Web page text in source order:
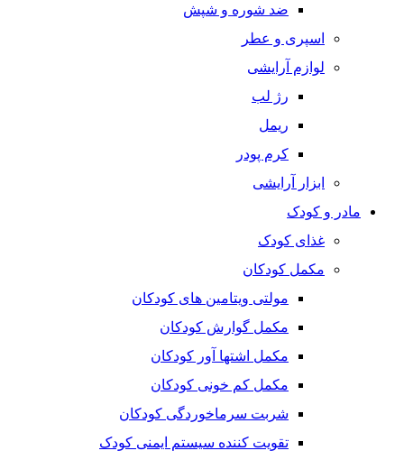
ضد شوره و شپش
اسپری و عطر
لوازم آرایشی
رژ لب
ریمل
کرم پودر
ابزار آرایشی
مادر و کودک
غذای کودک
مکمل کودکان
مولتی ویتامین های کودکان
مکمل گوارش کودکان
مکمل اشتها آور کودکان
مکمل کم خونی کودکان
شربت سرماخوردگی کودکان
تقویت کننده سیستم ایمنی کودک